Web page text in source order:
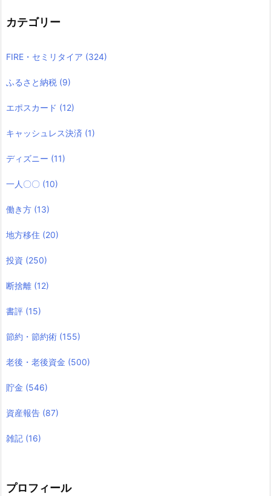
カテゴリー
FIRE・セミリタイア (324)
ふるさと納税 (9)
エポスカード (12)
キャッシュレス決済 (1)
ディズニー (11)
一人〇〇 (10)
働き方 (13)
地方移住 (20)
投資 (250)
断捨離 (12)
書評 (15)
節約・節約術 (155)
老後・老後資金 (500)
貯金 (546)
資産報告 (87)
雑記 (16)
プロフィール